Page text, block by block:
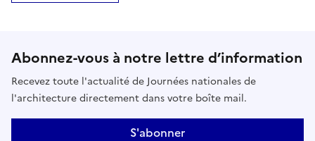
Abonnez-vous à notre lettre d’information
Recevez toute l'actualité de Journées nationales de
l'architecture directement dans votre boîte mail.
S'abonner